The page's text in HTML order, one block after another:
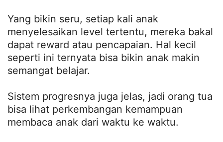
Yang bikin seru, setiap kali anak
menyelesaikan level tertentu, mereka bakal
dapat reward atau pencapaian. Hal kecil
seperti ini ternyata bisa bikin anak makin
semangat belajar.
Sistem progresnya juga jelas, jadi orang tua
bisa lihat perkembangan kemampuan
membaca anak dari waktu ke waktu.